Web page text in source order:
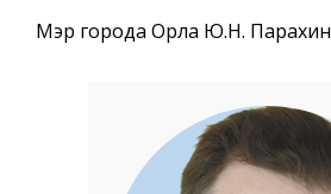
Мэр города Орла Ю.Н. Парахин